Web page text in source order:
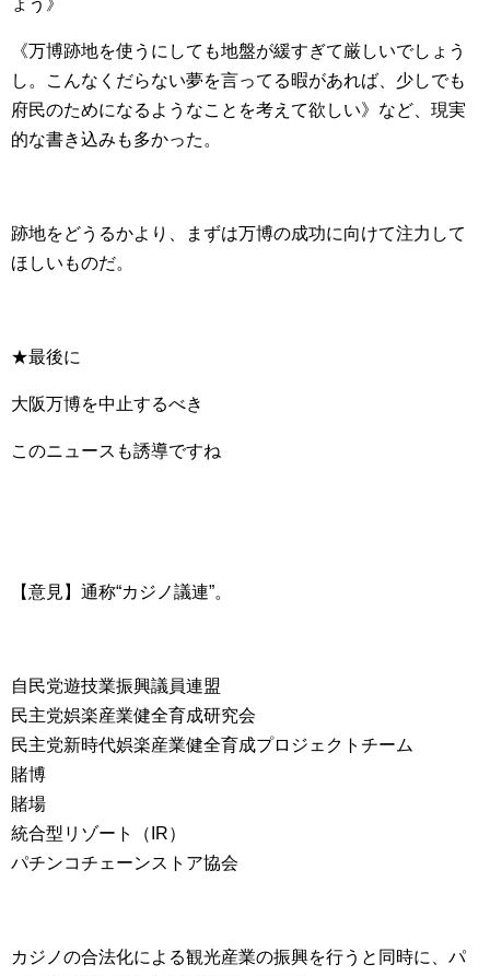
ょう》
《万博跡地を使うにしても地盤が緩すぎて厳しいでしょう
し。こんなくだらない夢を言ってる暇があれば、少しでも
府民のためになるようなことを考えて欲しい》など、現実
的な書き込みも多かった。
跡地をどうるかより、まずは万博の成功に向けて注力して
ほしいものだ。
★最後に
大阪万博を中止するべき
このニュースも誘導ですね
【意見】通称“カジノ議連”。
自民党遊技業振興議員連盟
民主党娯楽産業健全育成研究会
民主党新時代娯楽産業健全育成プロジェクトチーム
賭博
賭場
統合型リゾート（IR）
パチンコチェーンストア協会
カジノの合法化による観光産業の振興を行うと同時に、パ